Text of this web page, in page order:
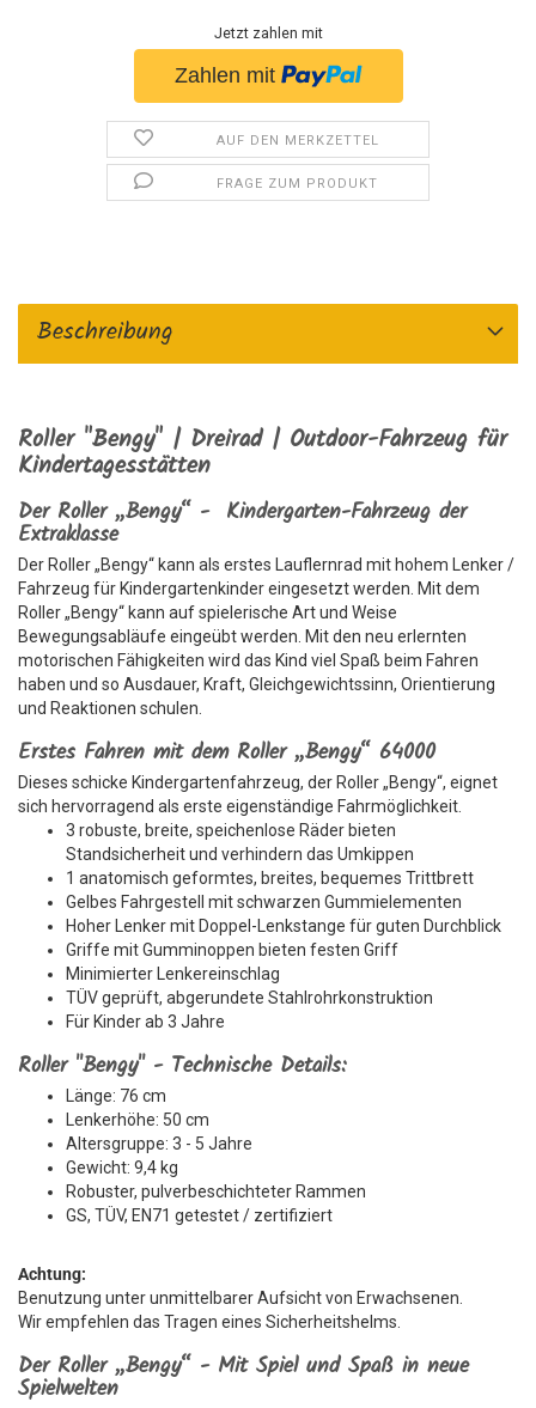
Jetzt zahlen mit
AUF DEN MERKZETTEL
FRAGE ZUM PRODUKT
Beschreibung
Roller "Bengy" | Dreirad | Outdoor-Fahrzeug für
Kindertagesstätten
Der Roller „Bengy“ - Kindergarten-Fahrzeug der
Extraklasse
Der Roller „Bengy“ kann als erstes Lauflernrad mit hohem Lenker /
Fahrzeug für Kindergartenkinder eingesetzt werden. Mit dem
Roller „Bengy“ kann auf spielerische Art und Weise
Bewegungsabläufe eingeübt werden. Mit den neu erlernten
motorischen Fähigkeiten wird das Kind viel Spaß beim Fahren
haben und so Ausdauer, Kraft, Gleichgewichtssinn, Orientierung
und Reaktionen schulen.
Erstes Fahren mit dem Roller „Bengy“ 64000
Dieses schicke Kindergartenfahrzeug, der Roller „Bengy“, eignet
sich hervorragend als erste eigenständige Fahrmöglichkeit.
3 robuste, breite, speichenlose Räder bieten
Standsicherheit und verhindern das Umkippen
1 anatomisch geformtes, breites, bequemes Trittbrett
Gelbes Fahrgestell mit schwarzen Gummielementen
Hoher Lenker mit Doppel-Lenkstange für guten Durchblick
Griffe mit Gumminoppen bieten festen Griff
Minimierter Lenkereinschlag
TÜV geprüft, abgerundete Stahlrohrkonstruktion
Für Kinder ab 3 Jahre
Roller "Bengy" - Technische Details:
Länge: 76 cm
Lenkerhöhe: 50 cm
Altersgruppe: 3 - 5 Jahre
Gewicht: 9,4 kg
Robuster, pulverbeschichteter Rammen
GS, TÜV, EN71 getestet / zertifiziert
Achtung:
Benutzung unter unmittelbarer Aufsicht von Erwachsenen.
Wir empfehlen das Tragen eines Sicherheitshelms.
Der Roller „Bengy“ - Mit Spiel und Spaß in neue
Spielwelten